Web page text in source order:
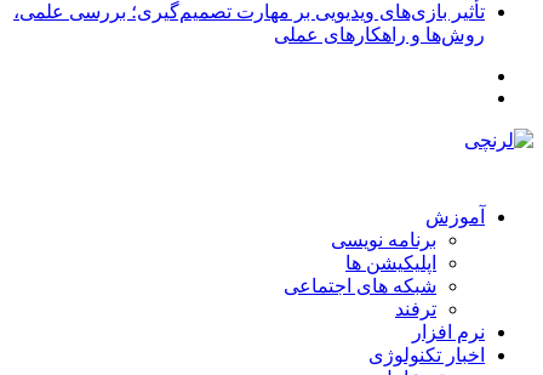
تأثیر بازی‌های ویدیویی بر مهارت تصمیم‌گیری؛ بررسی علمی،
روش‌ها و راهکارهای عملی
آموزش
برنامه نویسی
اپلیکیشن ها
شبکه های اجتماعی
ترفند
نرم افزار
اخبار تکنولوژی